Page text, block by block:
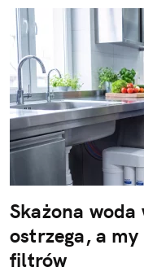
Skażona
ostrzega, a
filtrów